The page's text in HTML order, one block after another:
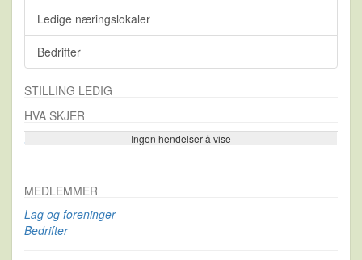
Ledige næringslokaler
Bedrifter
STILLING LEDIG
HVA SKJER
Ingen hendelser å vise
Se flere…
MEDLEMMER
Lag og foreninger
Bedrifter